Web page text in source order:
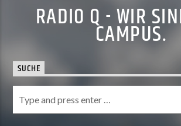
RADIO Q - WIR
CAMPUS.
SUCHE